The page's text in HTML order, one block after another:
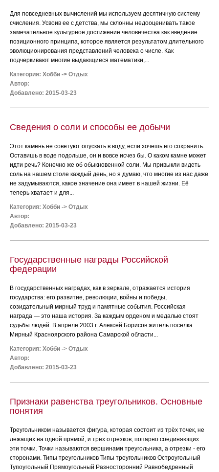
Для повседневных вычислений мы используем десятичную систему
счисления. Усвоив ее с детства, мы склонны недооценивать такое
замечательное культурное достижение человечества как введение
позиционного принципа, которое является результатом длительного
эволюционирования представлений человека о числе. Как
подчеркивают многие выдающиеся математики,...
Категория: Хобби -> Отдых
Автор:
Добавлено: 2015-03-23
Сведения о соли и способы ее добычи
Этот камень не советуют опускать в воду, если хочешь его сохранить.
Оставишь в воде подольше, он и вовсе исчез бы. О каком камне может
идти речь? Конечно же об обыкновенной соли. Мы привыкли видеть
соль на нашем столе каждый день, но я думаю, что многие из нас даже
не задумываются, какое значение она имеет в нашей жизни. Её
теперь хватает и для...
Категория: Хобби -> Отдых
Автор:
Добавлено: 2015-03-23
Государственные награды Российской
федерации
В государственных наградах, как в зеркале, отражается история
государства: его развитие, революции, войны и победы,
созидательный мирный труд и памятные события. Российская
награда — это наша история. За каждым орденом и медалью стоят
судьбы людей. В апреле 2003 г. Алексей Борисов житель поселка
Мирный Красноярского района Самарской области...
Категория: Хобби -> Отдых
Автор:
Добавлено: 2015-03-23
Признаки равенства треугольников. Основные
понятия
Треугольником называется фигура, которая состоит из трёх точек, не
лежащих на одной прямой, и трёх отрезков, попарно соединяющих
эти точки. Точки называются вершинами треугольника, а отрезки - его
сторонами. Типы треугольников Типы треугольников Остроугольный
Тупоугольный Прямоугольный Разносторонний Равнобедренный